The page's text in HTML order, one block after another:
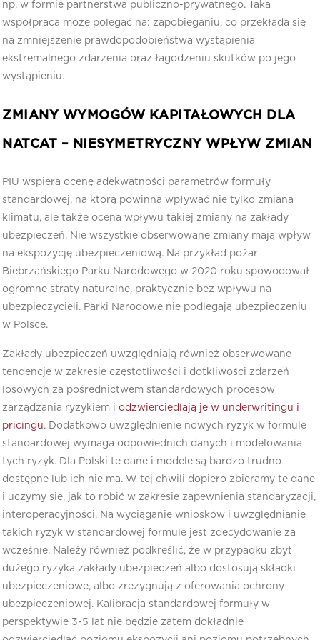
np. w formie partnerstwa publiczno-prywatnego. Taka
współpraca może polegać na: zapobieganiu, co przekłada się
na zmniejszenie prawdopodobieństwa wystąpienia
ekstremalnego zdarzenia oraz łagodzeniu skutków po jego
wystąpieniu.
ZMIANY WYMOGÓW KAPITAŁOWYCH DLA
NATCAT – NIESYMETRYCZNY WPŁYW ZMIAN
PIU wspiera ocenę adekwatności parametrów formuły
standardowej, na którą powinna wpływać nie tylko zmiana
klimatu, ale także ocena wpływu takiej zmiany na zakłady
ubezpieczeń. Nie wszystkie obserwowane zmiany mają wpływ
na ekspozycję ubezpieczeniową. Na przykład pożar
Biebrzańskiego Parku Narodowego w 2020 roku spowodował
ogromne straty naturalne, praktycznie bez wpływu na
ubezpieczycieli. Parki Narodowe nie podlegają ubezpieczeniu
w Polsce.
Zakłady ubezpieczeń uwzględniają również obserwowane
tendencje w zakresie częstotliwości i dotkliwości zdarzeń
losowych za pośrednictwem standardowych procesów
zarządzania ryzykiem i odzwierciedlają je w underwritingu i
pricingu. Dodatkowo uwzględnienie nowych ryzyk w formule
standardowej wymaga odpowiednich danych i modelowania
tych ryzyk. Dla Polski te dane i modele są bardzo trudno
dostępne lub ich nie ma. W tej chwili dopiero zbieramy te dane
i uczymy się, jak to robić w zakresie zapewnienia standaryzacji,
interoperacyjności. Na wyciąganie wniosków i uwzględnianie
takich ryzyk w standardowej formule jest zdecydowanie za
wcześnie. Należy również podkreślić, że w przypadku zbyt
dużego ryzyka zakłady ubezpieczeń albo dostosują składki
ubezpieczeniowe, albo zrezygnują z oferowania ochrony
ubezpieczeniowej. Kalibracja standardowej formuły w
perspektywie 3-5 lat nie będzie zatem dokładnie